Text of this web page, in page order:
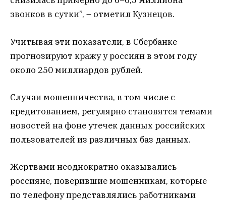
звонков в сутки”, – отметил Кузнецов.
Учитывая эти показатели, в Сбербанке
прогнозируют кражу у россиян в этом году
около 250 миллиардов рублей.
Случаи мошенничества, в том числе с
кредитованием, регулярно становятся темами
новостей на фоне утечек данных российских
пользователей из различных баз данных.
Жертвами неоднократно оказывались
россияне, поверившие мошенникам, которые
по телефону представлялись работниками